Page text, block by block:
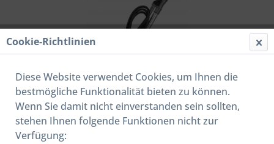
17,50 € *
Cookie-Richtlinien
Diese Website verwendet Cookies, um Ihnen die
bestmögliche Funktionalität bieten zu können.
Wenn Sie damit nicht einverstanden sein sollten,
stehen Ihnen folgende Funktionen nicht zur
Verfügung: